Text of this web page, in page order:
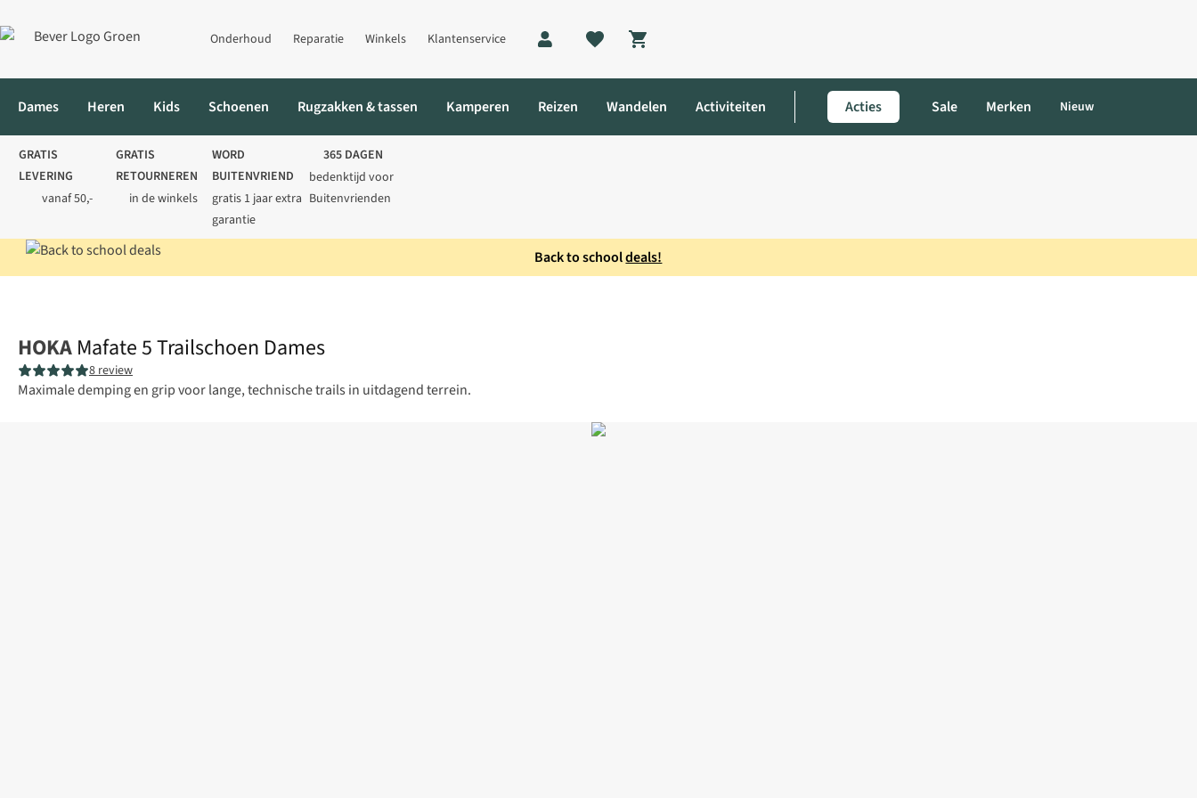
Onderhoud Reparatie Winkels Klantenservice
Shopping cart
Dames Heren Kids Schoenen Rugzakken & tassen Kamperen Reizen Wandelen Activiteiten Acties Sale Merken Nieuw
GRATIS
LEVERING
vanaf 50,-
GRATIS
RETOURNEREN
in de winkels
WORD
BUITENVRIEND
gratis 1 jaar extra
garantie
365 DAGEN
bedenktijd voor
Buitenvrienden
Back to schooldeals!
HOKA Mafate 5 Trailschoen Dames
8 review
Maximale demping en grip voor lange, technische trails in uitdagend terrein.